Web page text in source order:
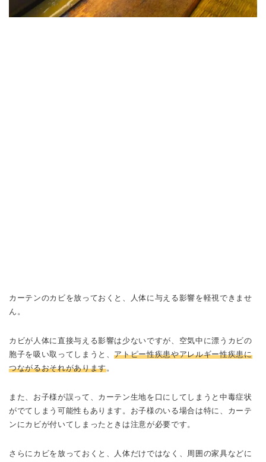
カーテンのカビを放っておくと、人体に与える影響を軽視できませ
ん。
カビが人体に直接与える影響は少ないですが、空気中に漂うカビの
胞子を吸い取ってしまうと、アトピー性疾患やアレルギー性疾患に
つながるおそれがあります。
また、お子様が誤って、カーテン生地を口にしてしまうと中毒症状
がでてしまう可能性もあります。お子様のいる場合は特に、カーテ
ンにカビが付いてしまったときは注意が必要です。
さらにカビを放っておくと、人体だけではなく、周囲の家具などに